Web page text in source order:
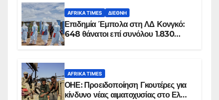
AFRIKA TIMES ΔΙΕΘΝΉ
Επιδημία Έμπολα στη ΛΔ Κονγκό:
648 θάνατοι επί συνόλου 1.830
AFRIKA TIMES
ΟΗΕ: Προειδοποίηση Γκουτέρες για
κίνδυνο νέας αιματοχυσίας στο Ελ